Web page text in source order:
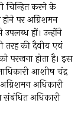
करने के
पर अग्निशमन
हों। उन्होंने
तरह की दैवीय एवं
परखना होता है। इस
आशीष चंद्र
अधिकारी
संबंधित अधिकारी